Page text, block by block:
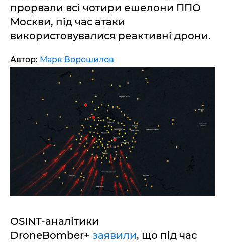
прорвали всі чотири ешелони ППО
Москви, під час атаки
використовувалися реактивні дрони.
Автор: Марк Ворошилов
OSINT-аналітики
DroneBomber+ заявили, що під час